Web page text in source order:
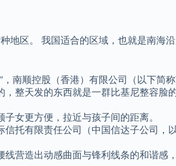
区。 我国适合的区域，也就是南海
南顺控股（香港）有限公司（以下简
整天发的东西就是一群比基尼整容脸
女更方便，拉近与孩子间的距离。
托有限责任公司（中国信达子公司
营造出动感曲面与锋利线条的和谐感